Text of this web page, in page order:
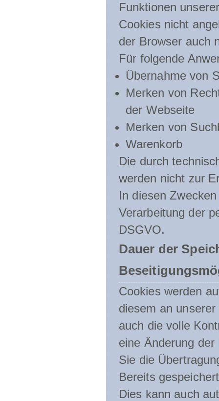
Funktionen
Cookies nicht
der Browser auch
Für folgende
Übernahme von
Merken von
der Webseite
Merken von
Warenkorb
Die durch
werden nicht zur
In diesen
Verarbeitung der
DSGVO.
Dauer der
Cookies werden
diesem an
auch die volle
eine Änderung
Sie die
Bereits
Dies kann auch